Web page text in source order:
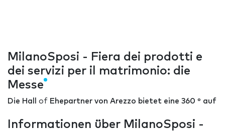
MilanoSposi - Fiera dei prodotti e
dei servizi per il matrimonio: die
Messe
Die Hall of Ehepartner von Arezzo bietet eine 360 º auf
Informationen über MilanoSposi -